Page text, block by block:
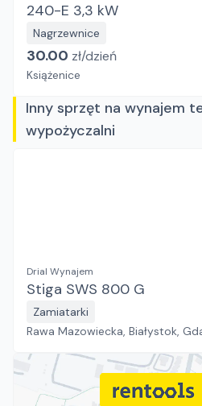
240-E 3,3 kW
Nagrzewnice
30.00 zł/dzień
Książenice
Inny sprzęt na wynajem
wypożyczalni
Drial Wynajem
Stiga SWS 800 G
Zamiatarki
Rawa Mazowiecka, Białystok,
Płock, Jawor, Pabianice, Suchy